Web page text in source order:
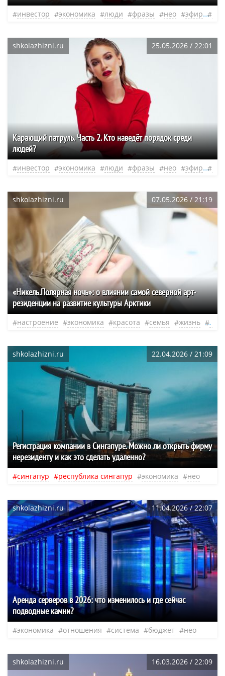
инвестор экономика люди фразы нео эфир
shkolazhizni.ru 25.05.2026 / 22:01
Карающий патруль. Часть 2. Кто наведёт порядок среди
людей?
инвестор экономика люди фразы нео эфир
shkolazhizni.ru 07.05.2026 / 21:19
«Никель.Полярная ночь»: о влиянии самой северной арт-
резиденции на развитие культуры Арктики
настроение экономика красота семья жизнь
shkolazhizni.ru 22.04.2026 / 21:09
Регистрация компании в Сингапуре. Можно ли открыть фирму
нерезиденту и как это сделать удаленно?
сингапур республика сингапур экономика нео
shkolazhizni.ru 11.04.2026 / 22:07
Аренда серверов в 2026: что изменилось и где сейчас
подводные камни?
экономика отношения система бюджет нео
shkolazhizni.ru 16.03.2026 / 22:09